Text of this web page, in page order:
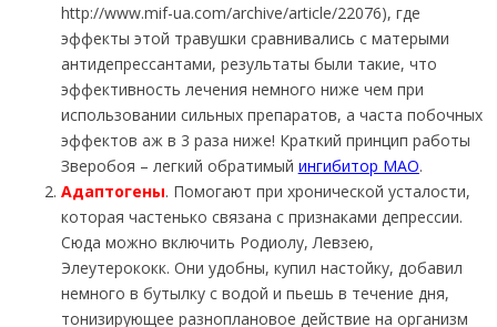
http://www.mif-ua.com/archive/article/22076), где
эффекты этой травушки сравнивались с матерыми
антидепрессантами, результаты были такие, что
эффективность лечения немного ниже чем при
использовании сильных препаратов, а часта побочных
эффектов аж в 3 раза ниже! Краткий принцип работы
Зверобоя – легкий обратимый ингибитор МАО.
Адаптогены. Помогают при хронической усталости,
которая частенько связана с признаками депрессии.
Сюда можно включить Родиолу, Левзею,
Элеутерококк. Они удобны, купил настойку, добавил
немного в бутылку с водой и пьешь в течение дня,
тонизирующее разноплановое действие на организм